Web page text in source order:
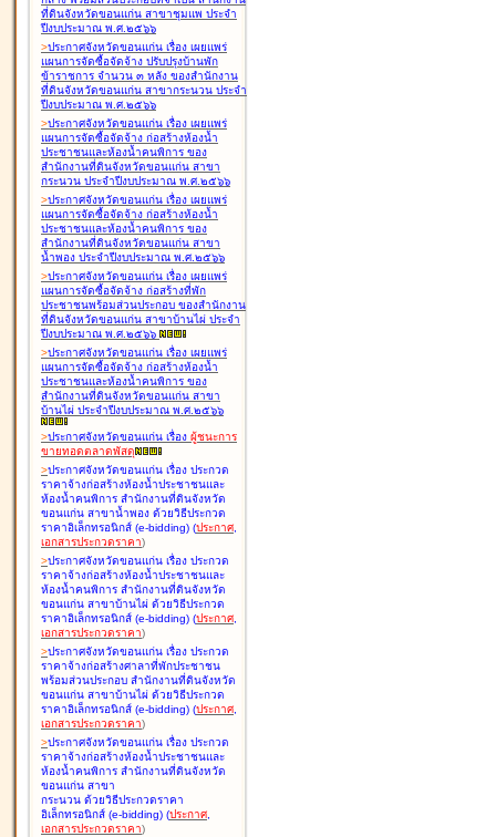
ที่ดินจังหวัดขอนแก่น สาขาชุมแพ ประจำ
ปีงบประมาณ พ.ศ.๒๕๖๖
>ประกาศจังหวัดขอนแก่น เรื่อง เผยแพร่
แผนการจัดซื้อจัดจ้าง ปรับปรุงบ้านพัก
ข้าราชการ จำนวน ๓ หลัง ของสำนักงาน
ที่ดินจังหวัดขอนแก่น สาขากระนวน ประจำ
ปีงบประมาณ พ.ศ.๒๕๖๖
>ประกาศจังหวัดขอนแก่น เรื่อง เผยแพร่
แผนการจัดซื้อจัดจ้าง ก่อสร้างห้องน้ำ
ประชาชนและห้องน้ำคนพิการ ของ
สำนักงานที่ดินจังหวัดขอนแก่น สาขา
กระนวน ประจำปีงบประมาณ พ.ศ.๒๕๖๖
>ประกาศจังหวัดขอนแก่น เรื่อง เผยแพร่
แผนการจัดซื้อจัดจ้าง ก่อสร้างห้องน้ำ
ประชาชนและห้องน้ำคนพิการ ของ
สำนักงานที่ดินจังหวัดขอนแก่น สาขา
น้ำพอง ประจำปีงบประมาณ พ.ศ.๒๕๖๖
>ประกาศจังหวัดขอนแก่น เรื่อง เผยแพร่
แผนการจัดซื้อจัดจ้าง ก่อสร้างที่พัก
ประชาชนพร้อมส่วนประกอบ ของสำนักงาน
ที่ดินจังหวัดขอนแก่น สาขาบ้านไผ่ ประจำ
ปีงบประมาณ พ.ศ.๒๕๖๖
>ประกาศจังหวัดขอนแก่น เรื่อง เผยแพร่
แผนการจัดซื้อจัดจ้าง ก่อสร้างห้องน้ำ
ประชาชนและห้องน้ำคนพิการ ของ
สำนักงานที่ดินจังหวัดขอนแก่น สาขา
บ้านไผ่ ประจำปีงบประมาณ พ.ศ.๒๕๖๖
>ประกาศจังหวัดขอนแก่น เรื่อง ผู้ชนะการ
ขายทอดตลาดพัสดุ
>ประกาศจังหวัดขอนแก่น เรื่อง ประกวด
ราคาจ้างก่อสร้างห้องน้ำประชาชนและ
ห้องน้ำคนพิการ สำนักงานที่ดินจังหวัด
ขอนแก่น สาขาน้ำพอง ด้วยวิธีประกวด
ราคาอิเล็กทรอนิกส์ (e-bidding) (ประกาศ,
เอกสารประกวดราคา)
>ประกาศจังหวัดขอนแก่น เรื่อง ประกวด
ราคาจ้างก่อสร้างห้องน้ำประชาชนและ
ห้องน้ำคนพิการ สำนักงานที่ดินจังหวัด
ขอนแก่น สาขาบ้านไผ่ ด้วยวิธีประกวด
ราคาอิเล็กทรอนิกส์ (e-bidding) (ประกาศ,
เอกสารประกวดราคา)
>ประกาศจังหวัดขอนแก่น เรื่อง ประกวด
ราคาจ้างก่อสร้างศาลาที่พักประชาชน
พร้อมส่วนประกอบ สำนักงานที่ดินจังหวัด
ขอนแก่น สาขาบ้านไผ่ ด้วยวิธีประกวด
ราคาอิเล็กทรอนิกส์ (e-bidding) (ประกาศ,
เอกสารประกวดราคา)
>ประกาศจังหวัดขอนแก่น เรื่อง ประกวด
ราคาจ้างก่อสร้างห้องน้ำประชาชนและ
ห้องน้ำคนพิการ สำนักงานที่ดินจังหวัด
ขอนแก่น สาขา
กระนวน ด้วยวิธีประกวดราคา
อิเล็กทรอนิกส์ (e-bidding) (ประกาศ,
เอกสารประกวดราคา)